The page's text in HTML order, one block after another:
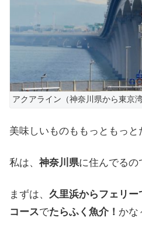
アクアライン（神奈川県から東京
美味しいものももっともっと
私は、 神奈川県に住んでるの
まずは、 久里浜からフェリー
コースでたらふく魚介！ かな